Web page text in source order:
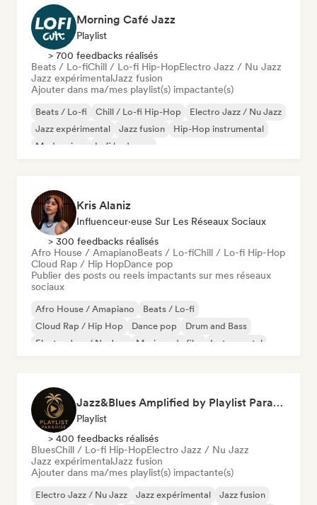
Morning Café Jazz
Playlist
> 700 feedbacks réalisés
Beats / Lo-fiChill / Lo-fi Hip-HopElectro Jazz / Nu Jazz
Jazz expérimentalJazz fusion
Ajouter dans ma/mes playlist(s) impactante(s)
Beats / Lo-fi Chill / Lo-fi Hip-Hop
Electro Jazz / Nu Jazz
Jazz expérimental
Jazz fusion
Hip-Hop instrumental
Modern jazz
Lofi bedroom
Kris Alaniz
Influenceur·euse Sur Les Réseaux Sociaux
> 300 feedbacks réalisés
Afro House / AmapianoBeats / Lo-fiChill / Lo-fi Hip-Hop
Cloud Rap / Hip HopDance pop
Publier des posts ou reels impactants sur mes réseaux
sociaux
Afro House / Amapiano
Beats / Lo-fi
Cloud Rap / Hip Hop
Dance pop
Drum and Bass
Electro Jazz / Nu Jazz
Musique de film Instrumental
Jazz&Blues Amplified by Playlist Paradise
Playlist
> 400 feedbacks réalisés
BluesChill / Lo-fi Hip-HopElectro Jazz / Nu Jazz
Jazz expérimentalJazz fusion
Ajouter dans ma/mes playlist(s) impactante(s)
Electro Jazz / Nu Jazz Jazz expérimental Jazz fusion